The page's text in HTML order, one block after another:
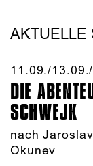
AKTUELLE
11.09./​
DIE
SCHWEJK
nach
Okunev